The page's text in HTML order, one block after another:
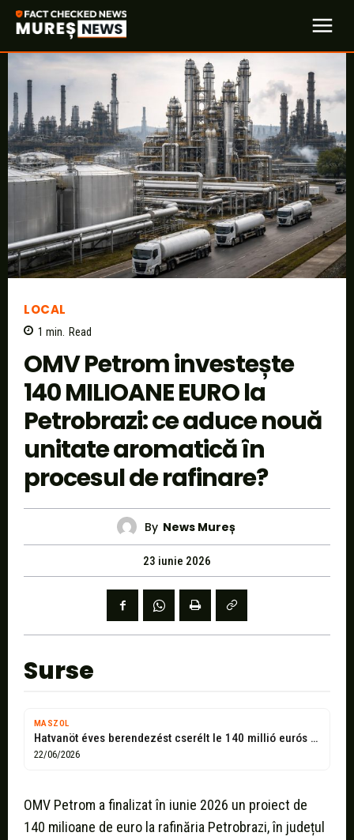
LOCAL
1 min. Read
OMV Petrom investește
140 MILIOANE EURO la
Petrobrazi: ce aduce nouă
unitate aromatică în
procesul de rafinare?
By News Mureș
23 iunie 2026
Surse
MASZOL
Hatvanöt éves berendezést cserélt le 140 millió eurós beruházással az OMV Petrom
22/06/2026
OMV Petrom a finalizat în iunie 2026 un proiect de
140 milioane de euro la rafinăria Petrobrazi, în județul